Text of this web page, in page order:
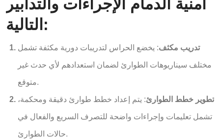
امنية الدمام الإجراءات والتدابير
التالية:
تدريب مكثف: يخضع الحراس لتدريبات دورية مكثفة تشمل
مختلف سيناريوهات الطوارئ لضمان استعدادهم لأي حدث غير
متوقع.
تطوير خطط الطوارئ: يتم إعداد خطط طوارئ دقيقة ومحكمة،
تشمل تعليمات وإجراءات واضحة للتصرف السريع والفعال في
حالات الطوارئ.